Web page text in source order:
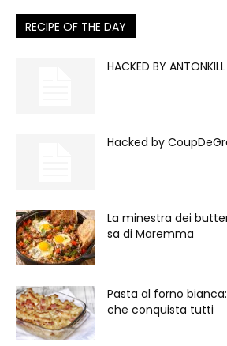
RECIPE OF THE DAY
HACKED BY ANTONKILL
Hacked by
La minestra dei
sa di Maremma
Pasta al forno
che conquista tutti